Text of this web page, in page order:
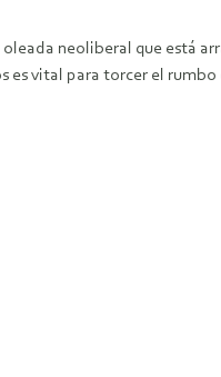
neoliberal que está
es vital para torcer el rumbo